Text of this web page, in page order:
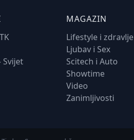
Svijet
MAGAZIN
Lifestyle i zdravlje
Ljubav i Sex
Scitech i Auto
Showtime
Video
Zanimljivosti